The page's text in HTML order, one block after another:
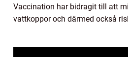
Vaccination har bidragit till att
vattkoppor och därmed också